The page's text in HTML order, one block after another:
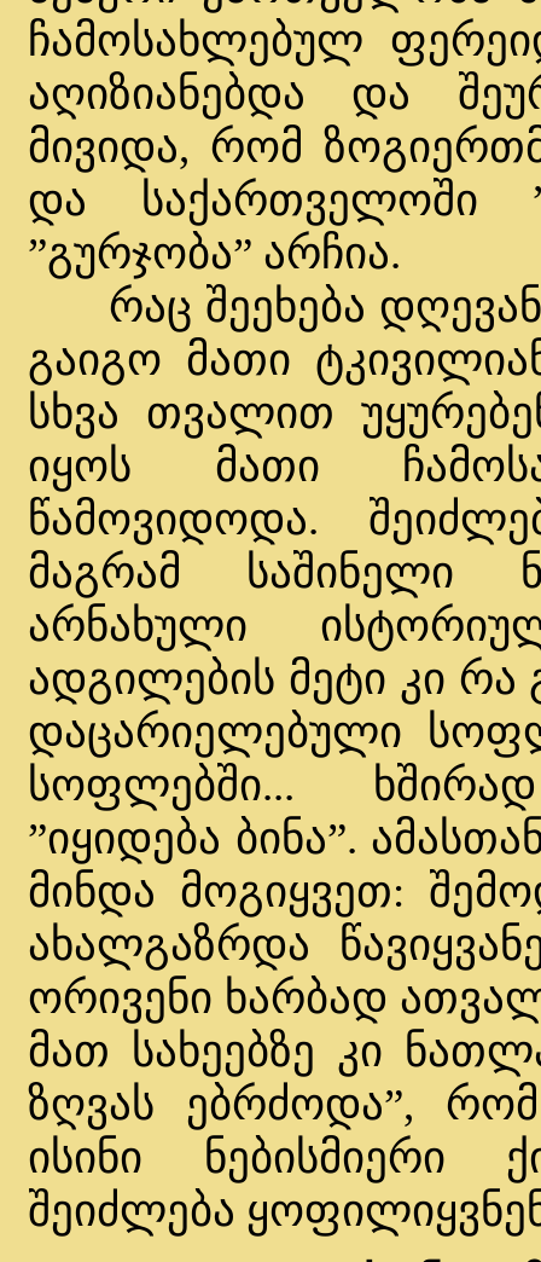
ჩამოსახლებულ
აღიზიანებდა და
მივიდა, რომ
და საქართველოში
”გურჯობა” არჩია.
რაც შეეხება
გაიგო მათი
სხვა თვალით
იყოს მათი
წამოვიდოდა.
მაგრამ საშინელი
არნახული
ადგილების მეტი კი რა
დაცარიელებული
სოფლებში...
”იყიდება ბინა”.
მინდა მოგიყვეთ:
ახალგაზრდა
ორივენი ხარბად
მათ სახეებზე კი
ზღვას ებრძოდა”,
ისინი ნებისმიერი
შეიძლება